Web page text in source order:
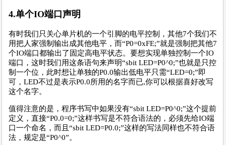
4.单个IO端口声明
有时我们只关心单片机的一个引脚的电平控制，其他7个我们不
用把人家强制输出成其他电平，而“P0=0xFE;”就是强制把其他7
个IO端口都输出了固定高电平状态。要想实现单独控制一个IO
端口，这时我们用这条语句来声明“sbit LED=P0^0;”也就是只控
制一个位，此时想让单独的P0.0输出低电平只需“LED=0;”即
可，LED不过是表示P0.0所用的名字而已,你可以根据喜好改写
这个名字。
值得注意的是，程序书写中如果没有“sbit LED=P0^0;”这个提前
定义，直接“P0.0=0;”这样书写是不符合语法的，必须先给IO端
口一个命名，而且“sbit LED=P0.0;”这样的写法同样也不符合语
法，规定是“P0^0”。